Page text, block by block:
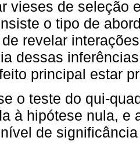
vieses de seleção
o tipo de
revelar
dessas
principal estar
o teste do qui-
à hipótese nula, e
de